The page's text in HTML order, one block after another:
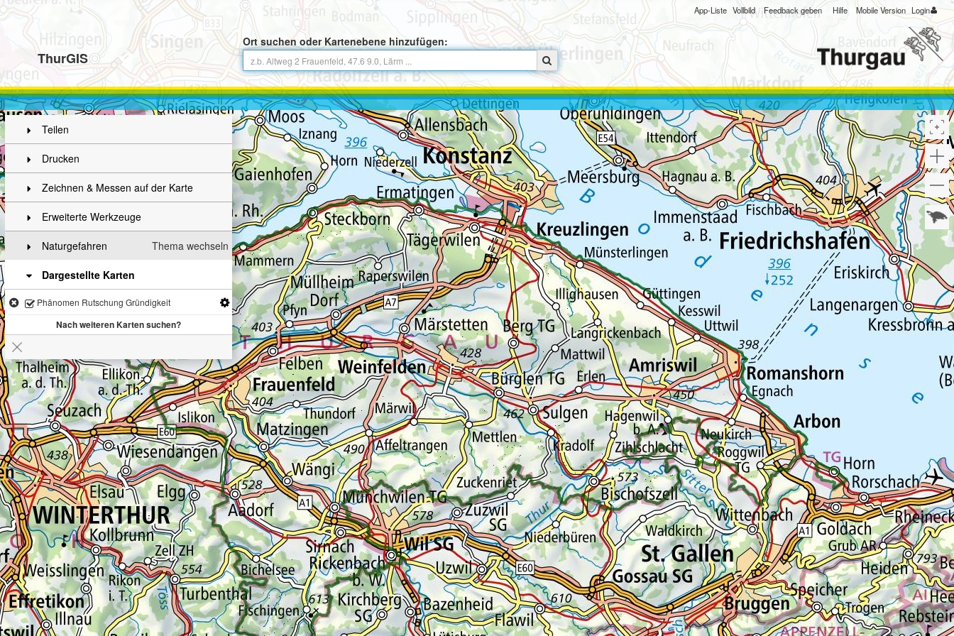
ThurGIS
Ort suchen oder Kartenebene hinzufügen:
App-Liste Vollbild Feedback geben Hilfe Mobile Version Login
Teilen
Drucken
Zeichnen & Messen auf der Karte
Erweiterte Werkzeuge
Thema wechseln
Naturgefahren
Dargestellte Karten
Phänomen Rutschung Gründigkeit
Nach weiteren Karten suchen?